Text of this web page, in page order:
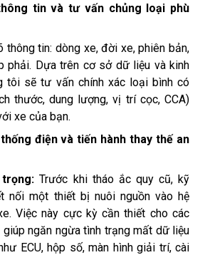
tin và tư vấn chủng loại phù
thông tin: dòng xe, đời xe, phiên bản,
phải. Dựa trên cơ sở dữ liệu và kinh
tôi sẽ tư vấn chính xác loại bình có
thước, dung lượng, vị trí cọc, CCA)
xe của bạn.
điện và tiến hành thay thế an
trọng:Trước khi tháo ắc quy cũ, kỹ
nối một thiết bị nuôi nguồn vào hệ
Việc này cực kỳ cần thiết cho các
ngăn ngừa tình trạng mất dữ liệu
ECU, hộp số, màn hình giải trí, cài